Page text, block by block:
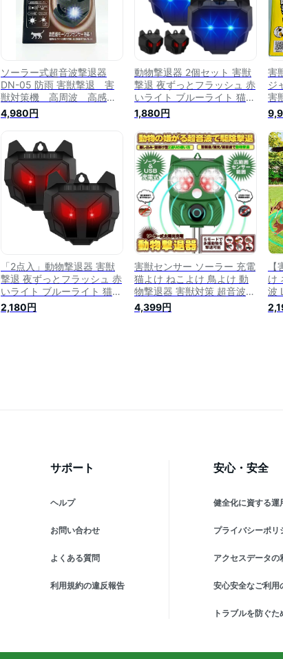
ソーラー式超音波撃退器
DN-05 防雨 害獣撃退 害
獣対策機 高周波 高感度
センサー ソーラー 動物 鹿
アライグマ アナグマ い
獣駆除 動物よけ 害獣避
け 超音波 センサーライ
ト 畑 田んぼ 農具
4,980円
動物撃退器 2個セット 害獣
撃退 夜ずっとフラッシュ 赤
いライト ブルーライト 猫除
け ソーラーパネル 糞被害対
策 IP44 防水 LED強力フラ
ッシュライト フン 対策 グ
ッズ 糞 犬 避け 鳥害 鳥除け
犬除け ネズミよけ 尿 獣害
イノシシ
1,880円
害
ジ
害
度
ッ
充
マ
猪
動
波
田
「2点入」動物撃退器 害獣
撃退 夜ずっとフラッシュ 赤
いライト ブルーライト 猫除
け 強力 保護 ソーラー充電
ソーラーパネル 糞被害対策
2,180円
害獣センサー ソーラー 充電
猫よけ ねこよけ 鳥よけ 動
物撃退器 害獣対策 超音波
害獣駆除 害獣撃退器 害獣対
策グッズ 赤外線ライト セン
4,399円
け
波
ト
防
サポート
ヘルプ
お問い合わせ
よくある質問
利用規約の違反報告
安心・安全
健全化に資する運
プライバシーポリ
アクセスデータの
安心安全なご利用
トラブルを防ぐた